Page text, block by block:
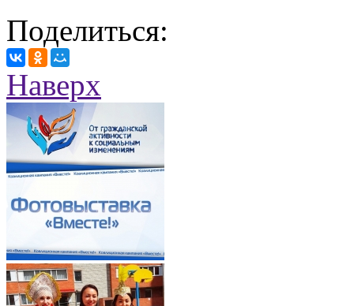
Поделиться:
Наверх